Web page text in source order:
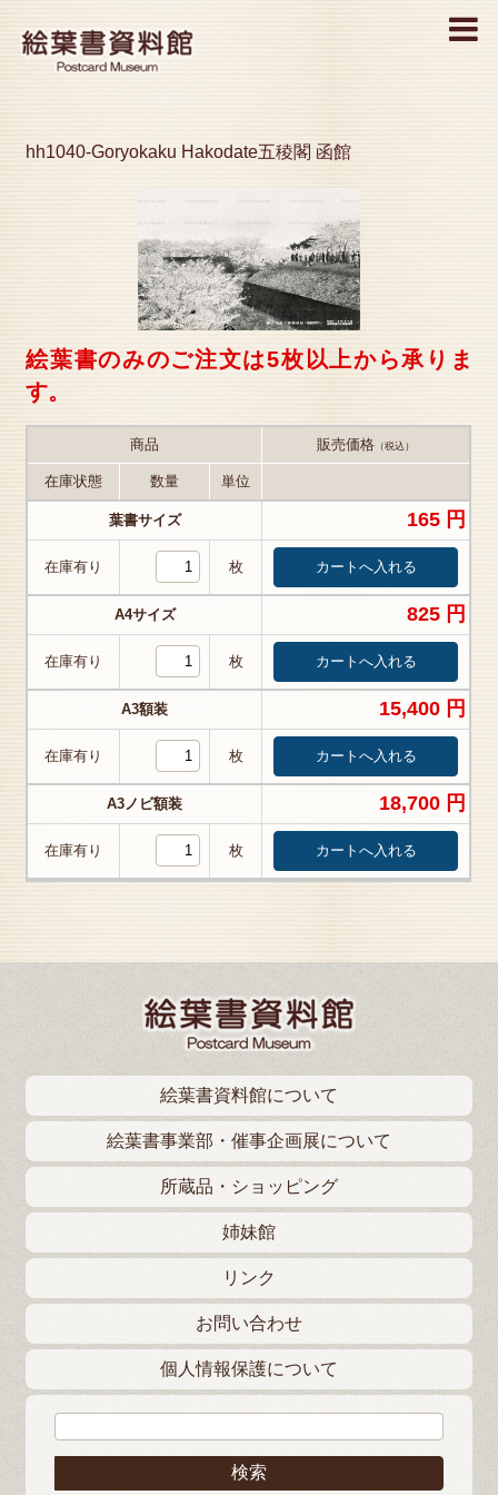
MENU
hh1040-Goryokaku Hakodate五稜閣 函館
絵葉書のみのご注文は5枚以上から承りま
す。
商品 販売価格 （税込）
在庫状態 数量 単位
葉書サイズ 165 円
在庫有り 枚
A4サイズ 825 円
在庫有り 枚
A3額装 15,400 円
在庫有り 枚
A3ノビ額装 18,700 円
在庫有り 枚
絵葉書資料館について
絵葉書事業部・催事企画展について
所蔵品・ショッピング
姉妹館
リンク
お問い合わせ
個人情報保護について